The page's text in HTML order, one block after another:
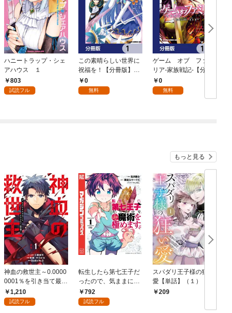
ハニートラップ・シェ
アハウス １
803
試読フル
この素晴らしい世界に
祝福を！【分冊版】
1 0
無料
ゲーム オブ ファミ
リア-家族戦記-【分冊
版】 1
0
無料
もっと見る
神血の救世主～0.0000
0001％を引き当て最強
へ～【電子書籍特典
付】（１）
1,210
試読フル
転生したら第七王子だ
ったので、気ままに魔
術を極めます（１）
792
試読フル
スパダリ王子様の狂い
愛【単話】（１）
209